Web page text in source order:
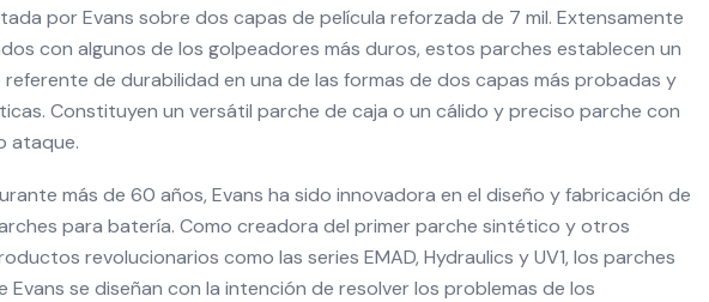
por Evans sobre dos capas de película reforzada de 7 mil. Extensamente
con algunos de los golpeadores más duros, estos parches establecen un
referente de durabilidad en una de las formas de dos capas más probadas y
Constituyen un versátil parche de caja o un cálido y preciso parche con
ataque.
más de 60 años, Evans ha sido innovadora en el diseño y fabricación de
para batería. Como creadora del primer parche sintético y otros
revolucionarios como las series EMAD, Hydraulics y UV1, los parches
Evans se diseñan con la intención de resolver los problemas de los